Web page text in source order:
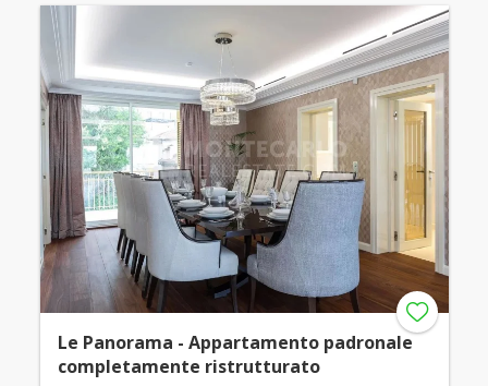
Le Panorama - Appartamento padronale
completamente ristrutturato